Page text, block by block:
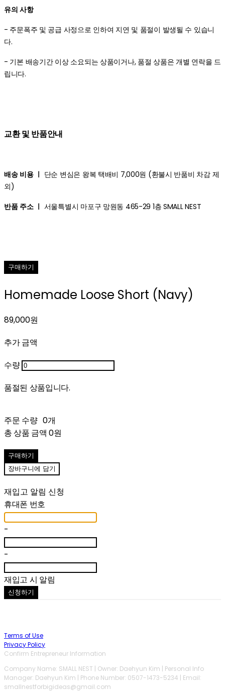
유의 사항
- 주문폭주 및 공급 사정으로 인하여 지연 및 품절이 발생될 수 있습니
다.
- 기본 배송기간 이상 소요되는 상품이거나, 품절 상품은 개별 연락을 드
립니다.
교환 및 반품안내
배송 비용 ㅣ 단순 변심은 왕복 택배비 7,000원 (환불시 반품비 차감 제
외)
반품 주소 ㅣ 서울특별시 마포구 망원동 465-29 1층 SMALL NEST
구매하기
Homemade Loose Short (Navy)
89,000원
추가 금액
수량
품절된 상품입니다.
주문 수량 0개
총 상품 금액 0원
구매하기
장바구니에 담기
재입고 알림 신청
휴대폰 번호
-
-
재입고 시 알림
신청하기
Terms of Use
Privacy Policy
Confirm Entrepreneur Information
Company Name: SMALL NEST | Owner: Daehyun Kim | Personal Info
Manager: Daehyun Kim | Phone Number: 0507-1473-5234 | Email:
smallnestforbigideas@gmail.com